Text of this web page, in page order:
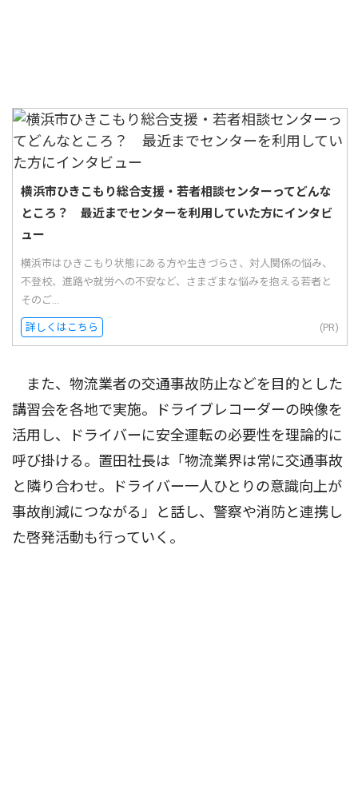
横浜市ひきこもり総合支援・若者相談センターってどんな
ところ？ 最近までセンターを利用していた方にインタビ
ュー
横浜市はひきこもり状態にある方や生きづらさ、対人関係の悩み、
不登校、進路や就労への不安など、さまざまな悩みを抱える若者と
そのご...
詳しくはこちら (PR)
また、物流業者の交通事故防止などを目的とした
講習会を各地で実施。ドライブレコーダーの映像を
活用し、ドライバーに安全運転の必要性を理論的に
呼び掛ける。置田社長は「物流業界は常に交通事故
と隣り合わせ。ドライバー一人ひとりの意識向上が
事故削減につながる」と話し、警察や消防と連携し
た啓発活動も行っていく。